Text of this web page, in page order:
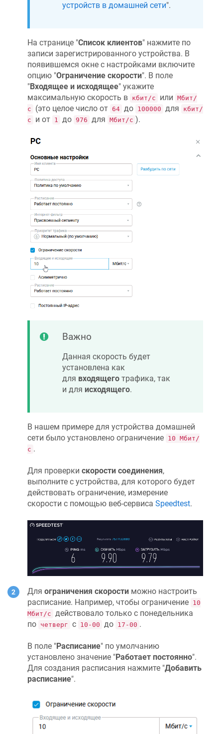
устройств в домашней сети".
На странице "Список клиентов" нажмите по
записи зарегистрированного устройства. В
появившемся окне с настройками включите
опцию "Ограничение скорости". В поле
"Входящее и исходящее" укажите
максимальную скорость в кбит/с или Мбит/
с
(это целое число от 64 до 100000 для
кбит/
с
и от 1 до 976 для Мбит/с ).
Важно
Данная скорость будет
установлена как
для входящего трафика, так
и для исходящего.
В нашем примере для устройства домашней
сети было установлено ограничение 10 Мбит/
с .
Для проверки скорости соединения,
выполните с устройства, для которого будет
действовать ограничение, измерение
скорости с помощью веб-сервиса Speedtest.
Для ограничения скорости можно настроить
расписание. Например, чтобы ограничение 10
Мбит/c действовало только с понедельника
по четверг с 10-00 до 17-00 .
В поле "Расписание" по умолчанию
установлено значение "Работает постоянно".
Для создания расписания нажмите "Добавить
расписание".